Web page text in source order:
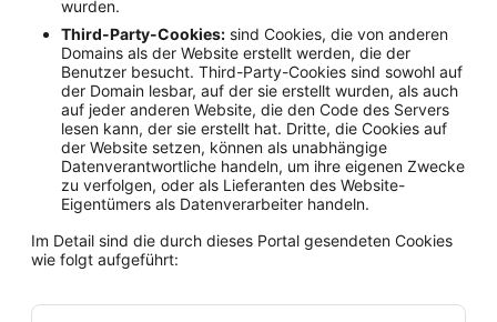
wurden.
Third-Party-Cookies: sind Cookies, die von anderen
Domains als der Website erstellt werden, die der
Benutzer besucht. Third-Party-Cookies sind sowohl auf
der Domain lesbar, auf der sie erstellt wurden, als auch
auf jeder anderen Website, die den Code des Servers
lesen kann, der sie erstellt hat. Dritte, die Cookies auf
der Website setzen, können als unabhängige
Datenverantwortliche handeln, um ihre eigenen Zwecke
zu verfolgen, oder als Lieferanten des Website-
Eigentümers als Datenverarbeiter handeln.
Im Detail sind die durch dieses Portal gesendeten Cookies
wie folgt aufgeführt: